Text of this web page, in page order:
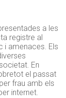
a les
registre al
i amenaces. Els
En
el passat
frau amb els
internet.